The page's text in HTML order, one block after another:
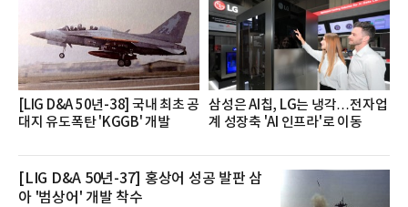
세대들로(과장~계장) 구성된 자율 참여조직으로, 조
직문화 혁신과 업무 효율성 향상을 위한 다양한 활동
을 추진하며,새로운 변화와 이로운 영향력을 조직전
반에 전파하는 역할
[LIG D&A 50년-38] 국내 최초 공
대지 유도폭탄 'KGGB' 개발
삼성은 AI칩, LG는 냉각…전자업
계 성장축 'AI 인프라'로 이동
[LIG D&A 50년-37] 홍상어 성공 발판 삼
아 '범상어' 개발 착수